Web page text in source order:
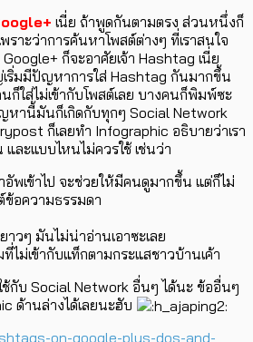
เนี่ย ถ้าพูดกันตามตรง ส่วนหนึ่งก็
ราะว่าการค้นหาโพสต์ต่างๆ ที่เราสนใจ
ก็จะอาศัยเจ้า Hashtag เนี่ย
ริ่มมีปัญหาการใส่ Hashtag กันมากขึ้น
ก็ใส่ไม่เข้ากับโพสต์เลย บางคนก็พิมพ์ซะ
หานี้มันก็เกิดกับทุกๆ Social Network
ก็เลยทำ Infographic อธิบายว่าเรา
ละแบบไหนไม่ควรใช้ เช่นว่า
อัพเข้าไป จะช่วยให้มีคนดูมากขึ้น แต่ก็ไม่
ข้อความธรรมดา
าวๆ มันไม่น่าอ่านเอาซะเลย
ที่ไม่เข้ากับแท็กตามกระแสชาวบ้านเค้า
ช้กับ Social Network อื่นๆ ได้นะ ข้ออื่นๆ
ด้านล่างได้เลยนะฮับ